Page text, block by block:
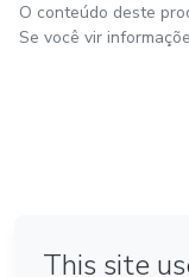
O conteúdo deste
Se você vir
Feito com ❤ em